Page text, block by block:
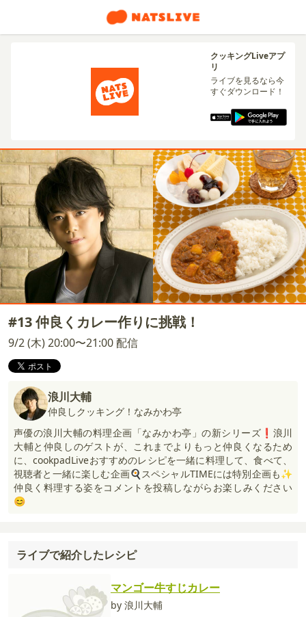
クッキングLiveアプ
リ
ライブを見るなら今
すぐダウンロード！
#13 仲良くカレー作りに挑戦！
9/2 (木) 20:00〜21:00 配信
浪川大輔
仲良しクッキング！なみかわ亭
声優の浪川大輔の料理企画「なみかわ亭」の新シリーズ❗浪川
大輔と仲良しのゲストが、これまでよりもっと仲良くなるため
に、cookpadLiveおすすめのレシピを一緒に料理して、食べて、
視聴者と一緒に楽しむ企画🍳スペシャルTIMEには特別企画も✨
仲良く料理する姿をコメントを投稿しながらお楽しみください
😊
ライブで紹介したレシピ
マンゴー牛すじカレー
by 浪川大輔